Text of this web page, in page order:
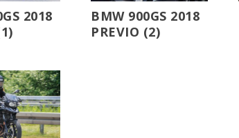
2018
BMW 900GS 2018
PREVIO (2)